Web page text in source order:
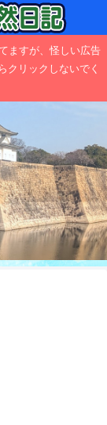
ますが、怪しい広告
クリックしないでく